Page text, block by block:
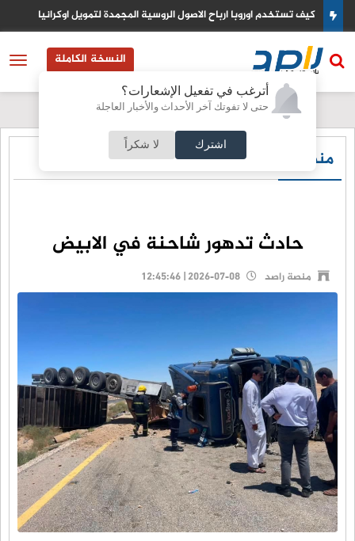
أترغب في تفعيل الإشعارات؟
حتى لا تفوتك آخر الأحداث والأخبار العاجلة
اشترك لا شكراً
كيف تستخدم اوروبا ارباح الاصول الروسية المجمدة لتمويل اوكرانيا
النسخة الكاملة
منصة راصد
حادث تدهور شاحنة في الابيض
منصة راصد